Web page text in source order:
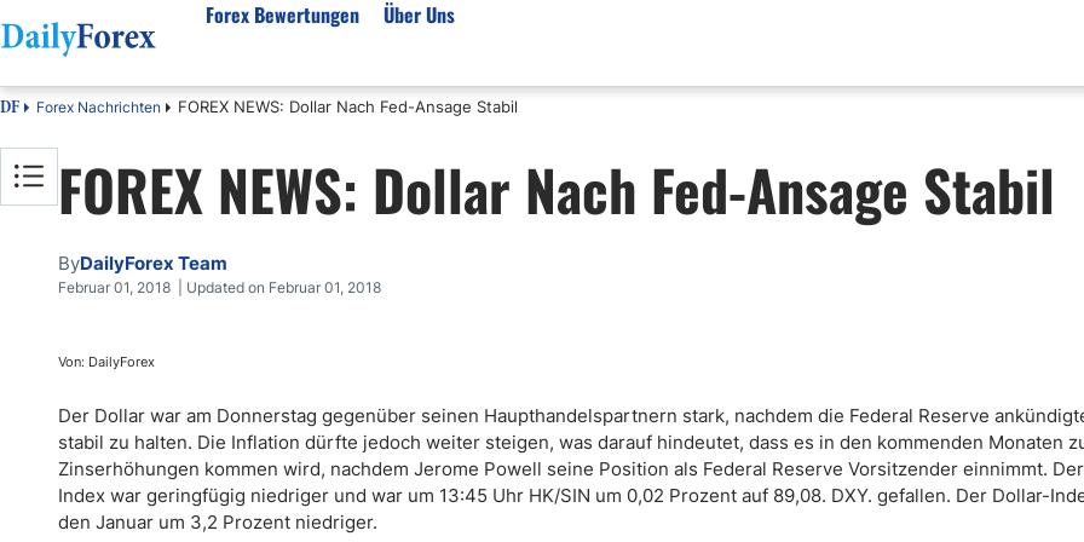
Forex Bewertungen
FX Broker Bewertungen
Automatischer Forex Handel
Forex Broker Wählen
Mehr unter Rezensionen
Vollständige Brokerliste
Forex News
Technische Analyse
Webinar Forex
Regolamentazione
EUR-USD
GBP-USD
Über Uns
Über uns
Redaktionelle Richtlinien
Wie wir Geld verdienen
Unsere Methodik
Warum uns vertrauen?
DF Forex Nachrichten FOREX NEWS: Dollar Nach Fed-Ansage Stabil
FOREX NEWS: Dollar Nach Fed-Ansage Stabil
ByDailyForex Team
Februar 01, 2018 | Updated on Februar 01, 2018
Von: DailyForex
Der Dollar war am Donnerstag gegenüber seinen Haupthandelspartnern stark, nachdem die Federal Reserve
stabil zu halten. Die Inflation dürfte jedoch weiter steigen, was darauf hindeutet, dass es in den kommenden Monaten
Zinserhöhungen kommen wird, nachdem Jerome Powell seine Position als Federal Reserve Vorsitzender einnimmt.
Index war geringfügig niedriger und war um 13:45 Uhr HK/SIN um 0,02 Prozent auf 89,08. DXY. gefallen. Der Dollar-
den Januar um 3,2 Prozent niedriger.